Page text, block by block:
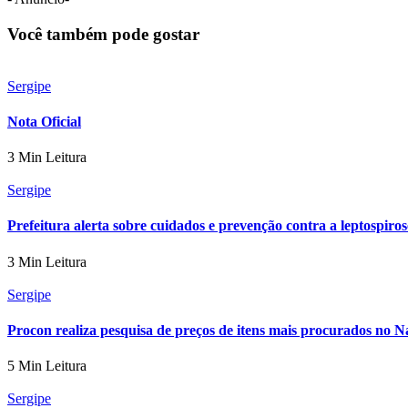
Você também pode gostar
Sergipe
Nota Oficial
3 Min Leitura
Sergipe
Prefeitura alerta sobre cuidados e prevenção contra a
3 Min Leitura
Sergipe
Procon realiza pesquisa de preços de itens mais procurados no
5 Min Leitura
Sergipe